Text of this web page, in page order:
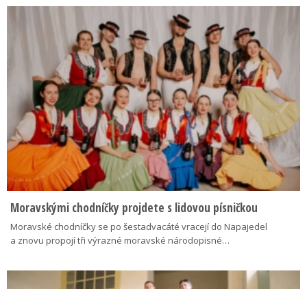
Moravskými chodníčky projdete s lidovou písničkou
Moravské chodníčky se po šestadvacáté vracejí do Napajedel
a znovu propojí tři výrazné moravské národopisné…